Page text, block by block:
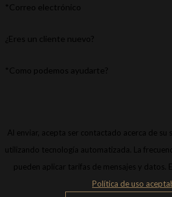
*Correo electrónico
¿Eres un cliente nuevo?
*Como podemos ayudarte?
Al enviar, acepta ser contactado acerca de
utilizando tecnología automatizada. La
pueden aplicar tarifas de mensajes y datos.
Política de uso